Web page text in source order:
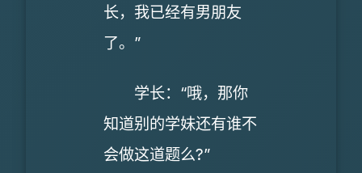
长，我已经有男朋友
了。”
学长：“哦，那你
知道别的学妹还有谁不
会做这道题么?”